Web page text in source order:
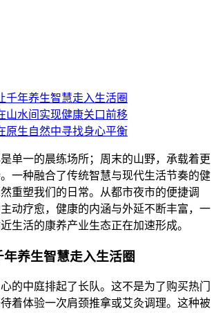
千年养生智慧走入生活圈
山水间实现健康关口前移
原生自然中寻找身心平衡
单一的晨练场所；周末的山野，承载着更
一种融合了传统智慧与现代生活节奏的健
重塑我们的日常。从都市夜市的便捷调
动疗愈，健康的内涵与外延不断丰富，一
生活的康养产业生态正在加速形成。
养生智慧走入生活圈
的中庭排起了长队。这不是为了购买热门
着体验一次肩颈推拿或艾灸调理。这种被